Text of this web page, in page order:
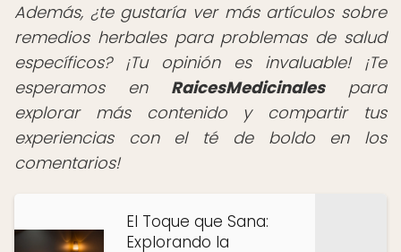
Además, ¿te gustaría ver más artículos sobre
remedios herbales para problemas de salud
específicos? ¡Tu opinión es invaluable! ¡Te
esperamos en RaicesMedicinalespara
explorar más contenido y compartir tus
experiencias con el té de boldo en los
comentarios!
El Toque que Sana:
Explorando la